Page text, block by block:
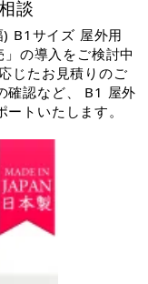
談
B1サイズ 屋外用
の導入をご検討中
じたお見積りのご
確認など、 B1 屋外
トいたします。